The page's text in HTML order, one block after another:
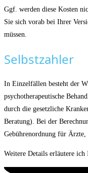
Ggf. werden diese Kosten
Sie sich vorab bei Ihrer
müssen.
Selbstzahler
In Einzelfällen besteht der
psychotherapeutische
durch die gesetzliche
Beratung). Bei der
Gebührenordnung für Ärzte,
Weitere Details erläutere ich